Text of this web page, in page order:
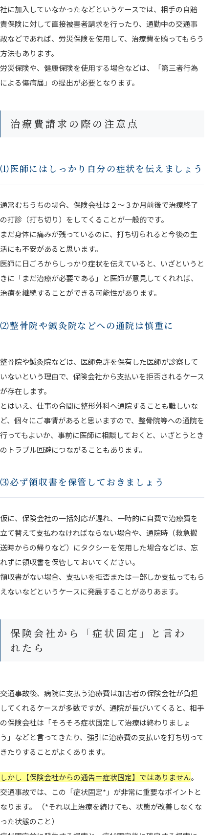
社に加入していなかったなどというケースでは、相手の自賠
責保険に対して直接被害者請求を行ったり、通勤中の交通事
故などであれば、労災保険を使用して、治療費を賄ってもらう
方法もあります。
労災保険や、健康保険を使用する場合などは、「第三者行為
による傷病届」の提出が必要となります。
治療費請求の際の注意点
⑴医師にはしっかり自分の症状を伝えましょう
通常むちうちの場合、保険会社は２～３か月前後で治療終了
の打診（打ち切り）をしてくることが一般的です。
まだ身体に痛みが残っているのに、打ち切られると今後の生
活にも不安があると思います。
医師に日ごろからしっかり症状を伝えていると、いざというと
きに「まだ治療が必要である」と医師が意見してくれれば、
治療を継続することができる可能性があります。
⑵整骨院や鍼灸院などへの通院は慎重に
整骨院や鍼灸院などは、医師免許を保有した医師が診察して
いないという理由で、保険会社から支払いを拒否されるケース
が存在します。
とはいえ、仕事の合間に整形外科へ通院することも難しいな
ど、個々にご事情があると思いますので、整骨院等への通院を
行ってもよいか、事前に医師に相談しておくと、いざとうとき
のトラブル回避につながることもあります。
⑶必ず領収書を保管しておきましょう
仮に、保険会社の一括対応が遅れ、一時的に自費で治療費を
立て替えて支払わなければならない場合や、通院時（救急搬
送時からの帰りなど）にタクシーを使用した場合などは、忘
れずに領収書を保管しておいてください。
領収書がない場合、支払いを拒否または一部しか支払ってもら
えないなどというケースに発展することがありあます。
保険会社から「症状固定」と言わ
れたら
交通事故後、病院に支払う治療費は加害者の保険会社が負担
してくれるケースが多数ですが、通院が長びいてくると、相手
の保険会社は「そろそろ症状固定して治療は終わりましょ
う」などと言ってきたり、強引に治療費の支払いを打ち切って
きたりすることがよくあります。
しかし【保険会社からの通告＝症状固定】ではありません。
交通事故では、この「症状固定*」が非常に重要なポイントと
なります。 （*それ以上治療を続けても、状態が改善しなくな
った状態のこと）